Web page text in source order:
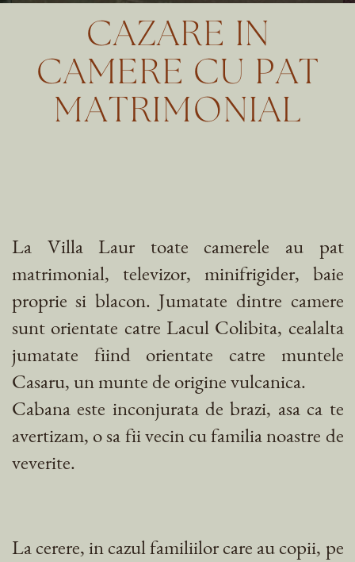
CAZARE IN
CAMERE CU PAT
MATRIMONIAL
La Villa Laur toate camerele au pat
matrimonial, televizor, minifrigider, baie
proprie si blacon. Jumatate dintre camere
sunt orientate catre Lacul Colibita, cealalta
jumatate fiind orientate catre muntele
Casaru, un munte de origine vulcanica.
Cabana este inconjurata de brazi, asa ca te
avertizam, o sa fii vecin cu familia noastre de
veverite.
La cerere, in cazul familiilor care au copii, pe